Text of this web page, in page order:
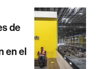
de
en el